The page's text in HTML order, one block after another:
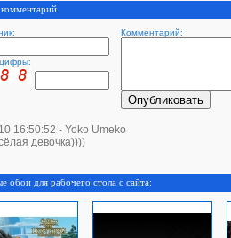
Комментарий:
16:50:52 - Yoko Umeko
девочка))))
обои для рабочего стола с сайта: